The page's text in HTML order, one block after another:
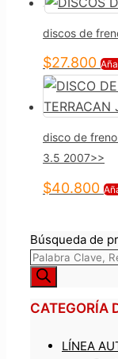
discos de
$27.800
disco de
3.5 2007>>
$40.800
Búsqueda de
CATEGORÍA
LÍNEA